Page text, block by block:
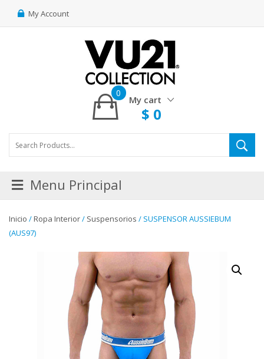
My Account
My cart
0
$ 0
Menu Principal
Inicio /Ropa Interior/ Suspensorios / SUSPENSOR AUSSIEBUM
(AUS97)